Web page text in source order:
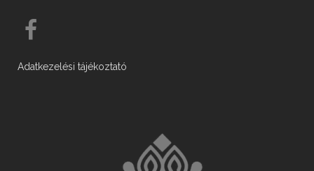
Adatkezelési tájékoztató